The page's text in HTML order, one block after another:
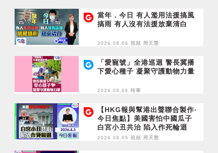
當年．今日 有人濫用法援搞風
搞雨 有人沒有法援放棄清白
2026.08.06 視頻 周天慧
「愛寵號」全港巡迴 警長冀播
下愛心種子 凝聚守護動物力量
2026.08.06 時事
【HKG報與幫港出聲聯合製作‧
今日焦點】美國害怕中國瓜子
白宮小丑共治 陷入作死輪迴
2026.08.05 視頻 周天慧